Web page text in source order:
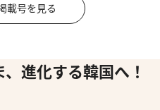
載号を見る
進化する韓国へ！